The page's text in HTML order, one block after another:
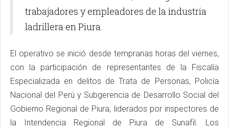
trabajadores y empleadores de la industria
ladrillera en Piura.
El operativo se inició desde tempranas horas del viernes,
con la participación de representantes de la Fiscalía
Especializada en delitos de Trata de Personas, Policía
Nacional del Perú y Subgerencia de Desarrollo Social del
Gobierno Regional de Piura, liderados por inspectores de
la Intendencia Regional de Piura de Sunafil. Los